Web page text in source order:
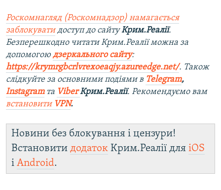
Роскомнагляд (Роскомнадзор) намагається
заблокуватидоступ до сайтуКрим.Реалії.
Безперешкодно читати Крим.Реалії можна за
допомогою дзеркального сайту:
https://krymrgbcrlvrexoeaqjy.azureedge.net/. Також
слідкуйте за основними подіями в Telegram,
Instagramта ViberКрим.Реалії. Рекомендуємо вам
встановити VPN.
Новини без блокування і цензури!
Встановити додаток Крим.Реалії для iOS
і Android.